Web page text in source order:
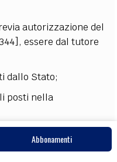
autorizzazione del
essere dal tutore
dallo Stato;
posti nella
sopra beni
emesse da
Abbonamenti